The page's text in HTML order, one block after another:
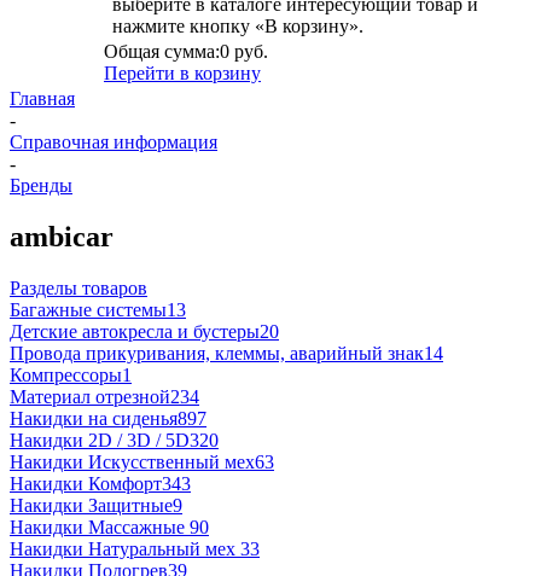
выберите в каталоге интересующий товар и
нажмите кнопку «В корзину».
Общая сумма:0 руб.
Перейти в корзину
Главная
-
Справочная информация
-
Бренды
ambicar
Разделы товаров
Багажные системы13
Детские автокресла и бустеры20
Провода прикуривания, клеммы, аварийный знак14
Компрессоры1
Материал отрезной234
Накидки на сиденья897
Накидки 2D / 3D / 5D320
Накидки Искусственный мех63
Накидки Комфорт343
Накидки Защитные9
Накидки Массажные 90
Накидки Натуральный мех 33
Накидки Подогрев39